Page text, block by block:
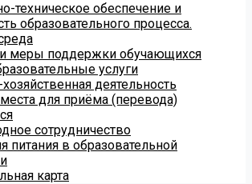
техническое обеспечение и
образовательного процесса.
меры поддержки обучающихся
услуги
деятельность
для приёма (перевода)
сотрудничество
питания в образовательной
карта